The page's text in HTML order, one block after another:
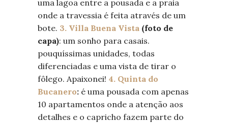
uma lagoa entre a pousada e a praia
onde a travessia é feita através de um
bote. 3. Villa Buena Vista (foto de
capa): um sonho para casais.
pouquíssimas unidades, todas
diferenciadas e uma vista de tirar o
fôlego. Apaixonei! 4. Quinta do
Bucanero: é uma pousada com apenas
10 apartamentos onde a atenção aos
detalhes e o capricho fazem parte do